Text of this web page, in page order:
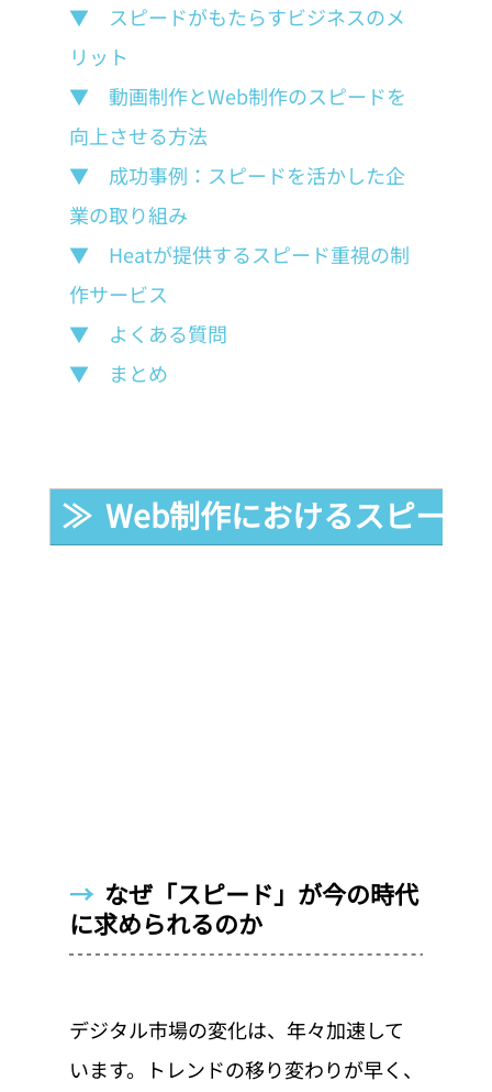
▼　スピードがもたらすビジネスのメ
リット
▼　動画制作とWeb制作のスピードを
向上させる方法
▼　成功事例：スピードを活かした企
業の取り組み
▼　Heatが提供するスピード重視の制
作サービス
▼　よくある質問
▼　まとめ
≫  Web制作におけるスピード
→ なぜ「スピード」が今の時代
に求められるのか
デジタル市場の変化は、年々加速して
います。トレンドの移り変わりが早く、